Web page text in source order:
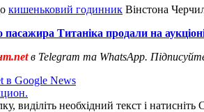
кишеньковий годинник Вінстона
Титаніка продали на
в Telegram та WhatsApp.
в Google News
виділіть необхідний текст і